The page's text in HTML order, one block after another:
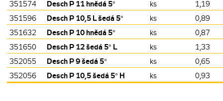
351574
Desch P 11 hnědá 5° ks
1,19
351596
Desch P 10,5 L šedá 5° ks
0,89
351632
Desch P 10 hnědá 5° ks
0,87
351650
Desch P 12 šedá 5° L ks
1,33
352055
Desch P 9 šedá 5° ks
0,65
352056
Desch P 10,5 šedá 5° H ks 0,93